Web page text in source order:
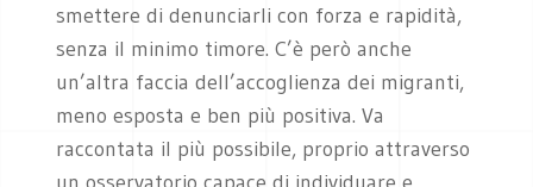
smettere di denunciarli con forza e rapidità,
senza il minimo timore. C’è però anche
un’altra faccia dell’accoglienza dei migranti,
meno esposta e ben più positiva. Va
raccontata il più possibile, proprio attraverso